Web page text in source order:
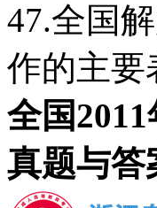
47.全国
作的主要
全国
真题与答